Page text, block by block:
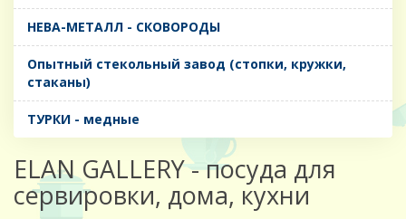
НЕВА-МЕТАЛЛ - СКОВОРОДЫ
Опытный стекольный завод (стопки, кружки,
стаканы)
ТУРКИ - медные
ELAN GALLERY - посуда для
сервировки, дома, кухни